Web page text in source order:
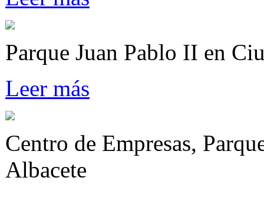
Parque Juan Pablo II en
Leer más
Centro de Empresas,
Albacete